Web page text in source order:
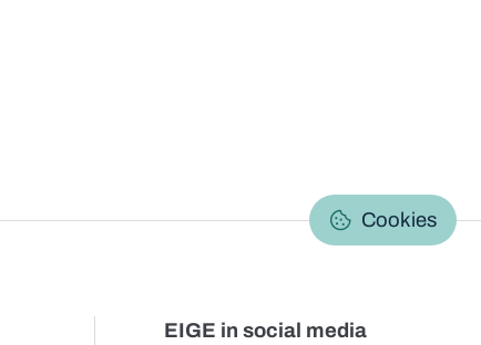
Cookies
EIGE in social media